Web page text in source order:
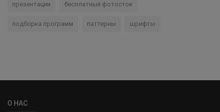
презентации бесплатный фотосток
подборка программ паттерны шрифты
О НАС